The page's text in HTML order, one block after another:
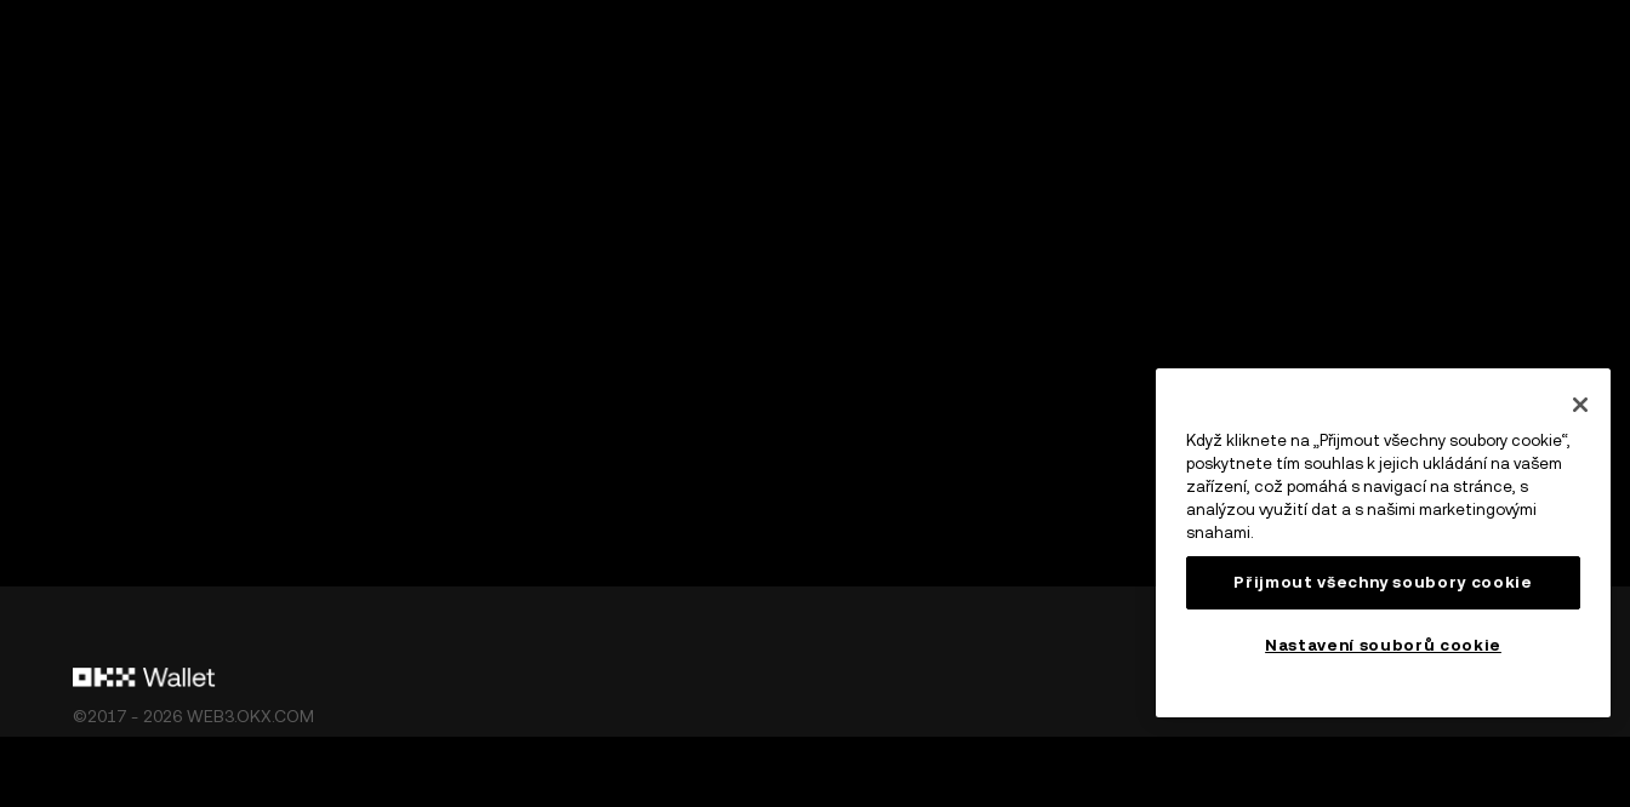
©2017 - 2026 WEB3.OKX.COM
Když kliknete na „Přijmout všechny soubory cookie“,
poskytnete tím souhlas k jejich ukládání na vašem
zařízení, což pomáhá s navigací na stránce, s
analýzou využití dat a s našimi marketingovými
snahami.
Přijmout všechny soubory cookie
Nastavení souborů cookie